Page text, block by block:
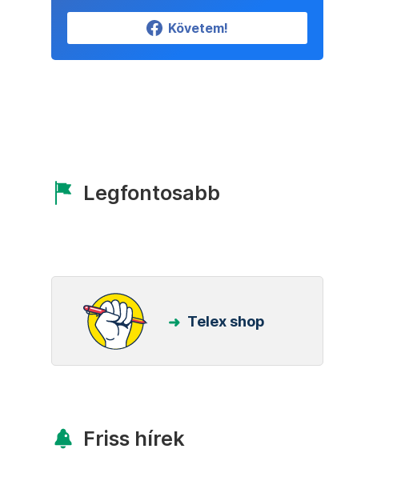
Követem!
Legfontosabb
Telex shop
Friss hírek